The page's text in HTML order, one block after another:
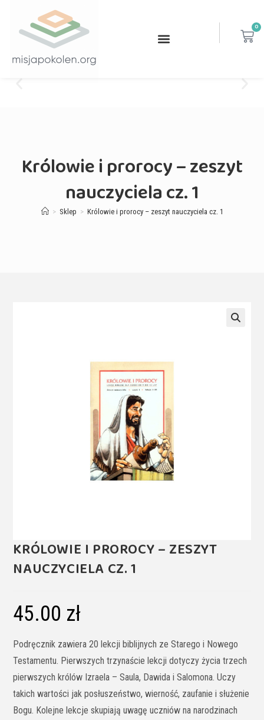
0
Królowie i prorocy – zeszyt
nauczyciela cz. 1
> Sklep > Królowie i prorocy – zeszyt nauczyciela cz. 1
KRÓLOWIE I PROROCY – ZESZYT
NAUCZYCIELA CZ. 1
45.00 zł
Podręcznik zawiera 20 lekcji biblijnych ze Starego i Nowego
Testamentu. Pierwszych trzynaście lekcji dotyczy życia trzech
pierwszych królów Izraela – Saula, Dawida i Salomona. Uczy
takich wartości jak posłuszeństwo, wierność, zaufanie i służenie
Bogu. Kolejne lekcje skupiają uwagę uczniów na narodzinach